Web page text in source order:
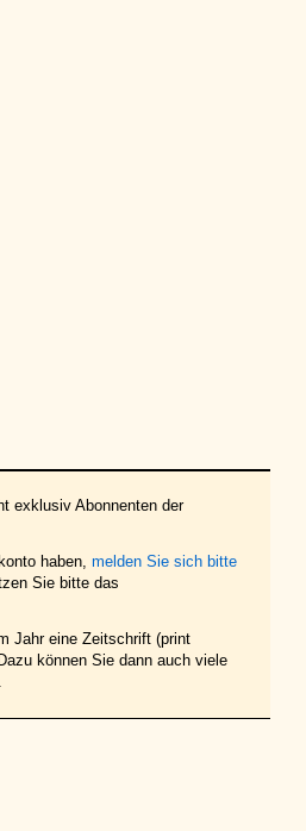
exklusiv Abonnenten der
haben, melden Sie sich bitte
Sie bitte das
Jahr eine Zeitschrift (print
können Sie dann auch viele